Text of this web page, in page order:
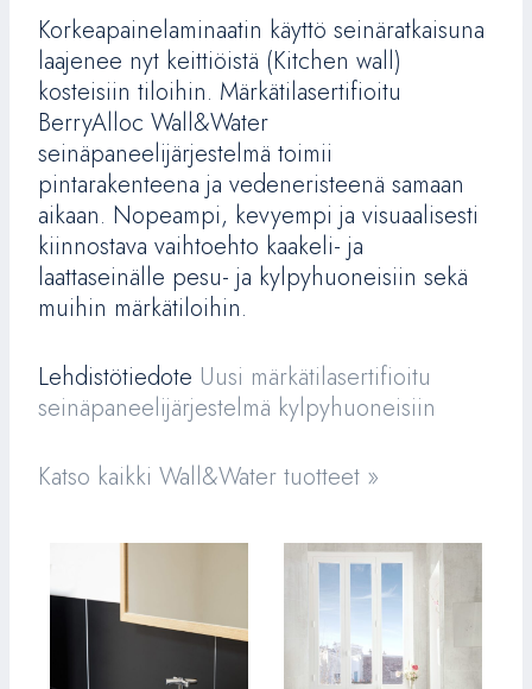
Korkeapainelaminaatin käyttö seinäratkaisuna
laajenee nyt keittiöistä (Kitchen wall)
kosteisiin tiloihin. Märkätilasertifioitu
BerryAlloc Wall&Water
seinäpaneelijärjestelmä toimii
pintarakenteena ja vedeneristeenä samaan
aikaan. Nopeampi, kevyempi ja visuaalisesti
kiinnostava vaihtoehto kaakeli- ja
laattaseinälle pesu- ja kylpyhuoneisiin sekä
muihin märkätiloihin.
Lehdistötiedote Uusi märkätilasertifioitu
seinäpaneelijärjestelmä kylpyhuoneisiin
Katso kaikki Wall&Water tuotteet »